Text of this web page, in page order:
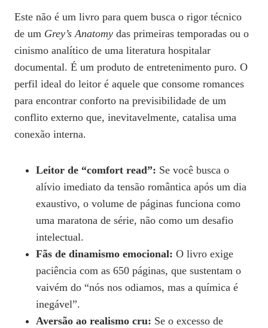
Este não é um livro para quem busca o rigor técnico
de um Grey’s Anatomy das primeiras temporadas ou o
cinismo analítico de uma literatura hospitalar
documental. É um produto de entretenimento puro. O
perfil ideal do leitor é aquele que consome romances
para encontrar conforto na previsibilidade de um
conflito externo que, inevitavelmente, catalisa uma
conexão interna.
Leitor de “comfort read”: Se você busca o
alívio imediato da tensão romântica após um dia
exaustivo, o volume de páginas funciona como
uma maratona de série, não como um desafio
intelectual.
Fãs de dinamismo emocional: O livro exige
paciência com as 650 páginas, que sustentam o
vaivém do “nós nos odiamos, mas a química é
inegável”.
Aversão ao realismo cru: Se o excesso de